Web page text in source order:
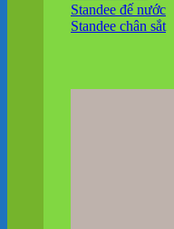
Standee đế nước
Standee chân sắt